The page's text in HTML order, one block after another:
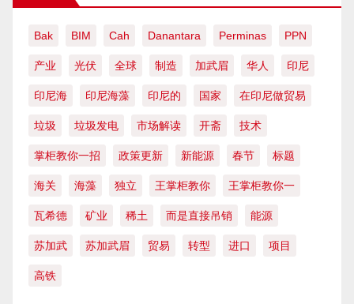
Bak BIM Cah Danantara Perminas PPN
产业 光伏 全球 制造 加武眉 华人 印尼
印尼海 印尼海藻 印尼的 国家 在印尼做贸易
垃圾 垃圾发电 市场解读 开斋 技术
掌柜教你一招 政策更新 新能源 春节 标题
海关 海藻 独立 王掌柜教你 王掌柜教你一
瓦希德 矿业 稀土 而是直接吊销 能源
苏加武 苏加武眉 贸易 转型 进口 项目
高铁